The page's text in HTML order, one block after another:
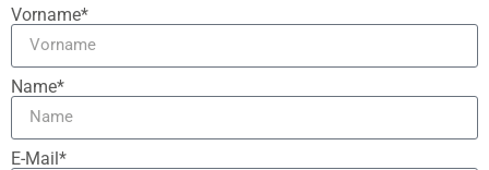
Vorname*
Name*
E-Mail*